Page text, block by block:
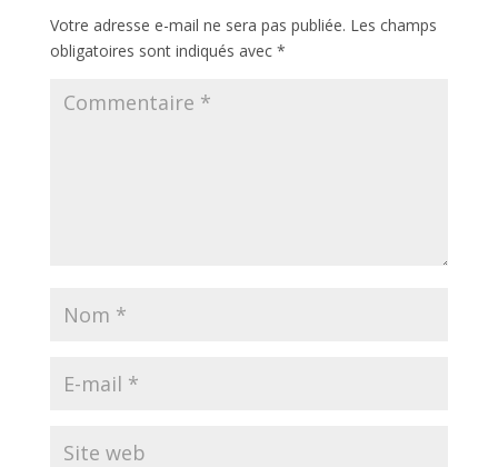
Votre adresse e-mail ne sera pas publiée. Les champs
obligatoires sont indiqués avec *